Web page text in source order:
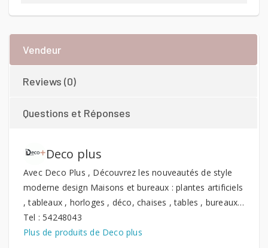
Vendeur
Reviews (0)
Questions et Réponses
Deco plus
Avec Deco Plus , Découvrez les nouveautés de style
moderne design Maisons et bureaux : plantes artificiels
, tableaux , horloges , déco, chaises , tables , bureaux…
Tel : 54248043
Plus de produits de Deco plus